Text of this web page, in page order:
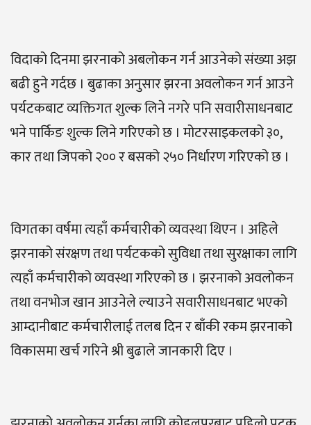
विदाको दिनमा झरनाको अबलोकन गर्न आउनेको संख्या अझ
बढी हुने गर्दछ । बुढाका अनुसार झरना अवलोकन गर्न आउने
पर्यटकबाट व्यक्तिगत शुल्क लिने नगरे पनि सवारीसाधनबाट
भने पार्किङ शुल्क लिने गरिएको छ । मोटरसाइकलको ३०,
कार तथा जिपको २०० र बसको २५० निर्धारण गरिएको छ ।
विगतका वर्षमा त्यहाँ कर्मचारीको व्यवस्था थिएन । अहिले
झरनाको संरक्षण तथा पर्यटकको सुविधा तथा सुरक्षाका लागि
त्यहाँ कर्मचारीको व्यवस्था गरिएको छ । झरनाको अवलोकन
तथा वनभोज खान आउनेले ल्याउने सवारीसाधनबाट भएको
आम्दानीबाट कर्मचारीलाई तलब दिन र बाँकी रकम झरनाको
विकासमा खर्च गरिने श्री बुढाले जानकारी दिए ।